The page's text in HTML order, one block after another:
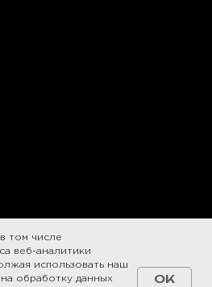
том числе
веб-аналитики
использовать наш
обработку данных
OK